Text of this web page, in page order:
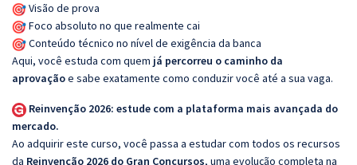
Visão de prova
Foco absoluto no que realmente cai
Conteúdo técnico no nível de exigência da banca
Aqui, você estuda com quem já percorreu o caminho da
aprovaçãoe sabe exatamente como conduzir você até a sua vaga.
Reinvenção 2026: estude com a plataforma mais avançada do
mercado.
Ao adquirir este curso, você passa a estudar com todos os recursos
da Reinvenção 2026 do Gran Concursos, uma evolução completa na